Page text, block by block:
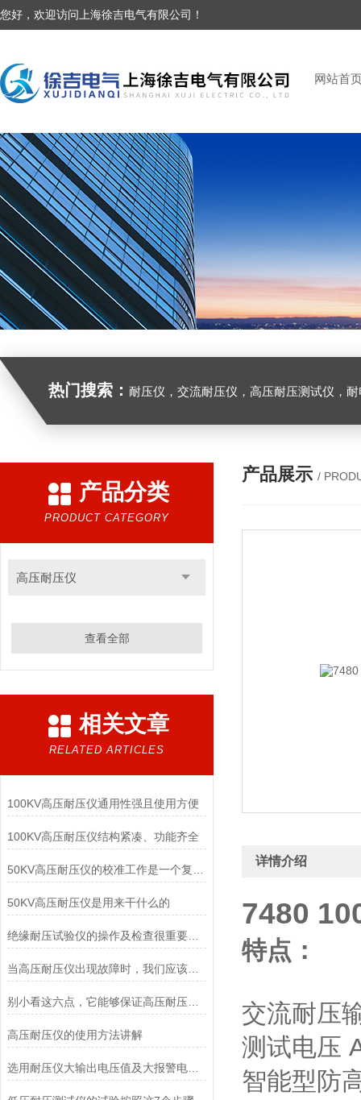
您好，欢迎访问上海徐吉电气有限公司！
网站首
热门搜索： 耐压仪，交流耐压仪，高压耐压测试仪，
产品分类
PRODUCT CATEGORY
高压耐压仪
查看全部
相关文章
RELATED ARTICLES
100KV高压耐压仪通用性强且使用方便
100KV高压耐压仪结构紧凑、功能齐全
50KV高压耐压仪是用来干什么的
绝缘耐压试验仪的操作及检查很重要，你得学会！
当高压耐压仪出现故障时，我们应该如何去解决呢?
别小看这六点，它能够保证高压耐压仪使用安全
高压耐压仪的使用方法讲解
选用耐压仪大输出电压值及大报警电流值要大于所需电压值和报警电流值
产品展示 /
详情介绍
7480
特点：
交流耐压
测试电压
智能型防